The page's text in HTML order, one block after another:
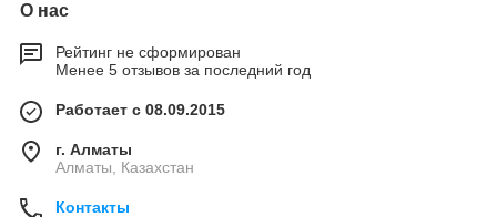
О нас
Рейтинг не сформирован
Менее 5 отзывов за последний год
Работает с 08.09.2015
г. Алматы
Алматы, Казахстан
Контакты